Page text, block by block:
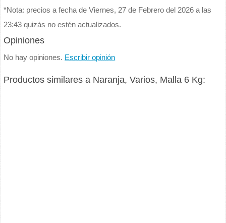
*Nota: precios a fecha de Viernes, 27 de Febrero del 2026 a las
23:43 quizás no estén actualizados.
Opiniones
No hay opiniones. Escribir opinión
Productos similares a Naranja, Varios, Malla 6 Kg: